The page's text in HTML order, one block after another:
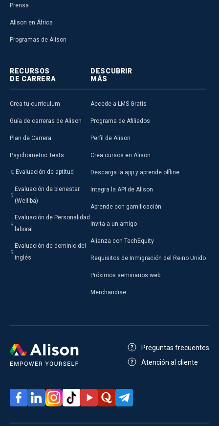
Prensa
Alison en África
Programas de Alison
RECURSOS
DE CARRERA
Crea tu currículum
Guía de carreras de Alison
Plan de Carrera
Psychometric Tests
Evaluación de aptitud
Evaluación de bienestar
(Welliba)
Evaluación de Personalidad
laboral
Evaluación de dominio del
inglés
DESCUBRIR
MÁS
Accede a LMS Gratis
Programa de Afiliados
Perfil de Alison
Crea cursos en Alison
Descarga la app y aprende offline
Integra la API de Alison
Aprende con gamificación
Invita a un amigo
Alianza con TechEquity
Requisitos de Inmigración del Reino Unido
Próximos seminarios web
Merchandise
Preguntas frecuentes
Atención al cliente